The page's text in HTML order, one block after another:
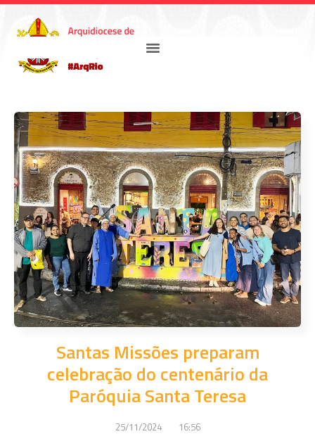
Santas Missões preparam
celebração do centenário da
Paróquia Santa Teresa
25/11/2024 16:56